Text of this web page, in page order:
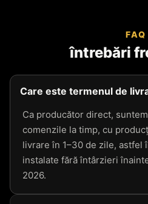
FAQ
întrebări
Care este termenul de
Ca producător direct,
comenzile la timp, cu
livrare în 1–30 de zile, astfel
instalate fără întârzieri
2026.